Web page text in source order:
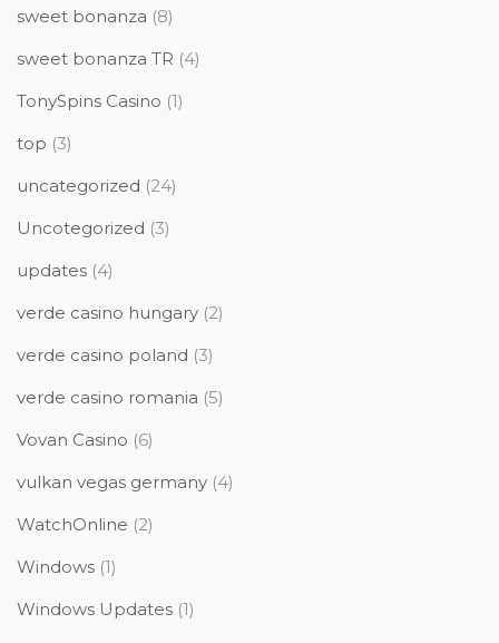
sweet bonanza (8)
sweet bonanza TR (4)
TonySpins Casino (1)
top (3)
uncategorized (24)
Uncotegorized (3)
updates (4)
verde casino hungary (2)
verde casino poland (3)
verde casino romania (5)
Vovan Casino (6)
vulkan vegas germany (4)
WatchOnline (2)
Windows (1)
Windows Updates (1)